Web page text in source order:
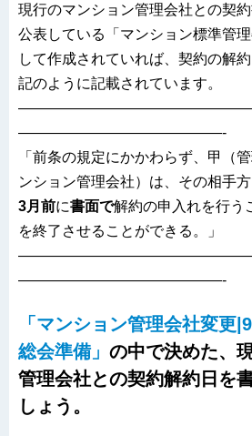
現行のマンション管理会社との契
公表している「マンション標準管
して作成されていれば、契約の解
記のように記載されています。
——————————————-
「前条の規定にかかわらず、甲（
ンション管理会社）は、その相手方
3月前に書面で解約の申入れを行う
を終了させることができる。」
——————————————-
「マンション管理会社変
総会準備」 の中で決めた、
管理会社との契約解約日を
しょう。